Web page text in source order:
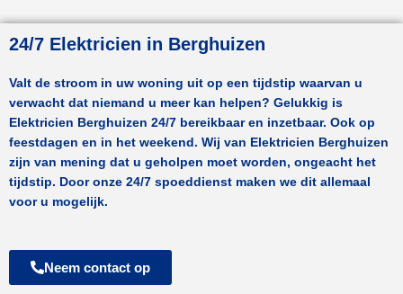
24/7 Elektricien in Berghuizen
Valt de stroom in uw woning uit op een tijdstip waarvan u
verwacht dat niemand u meer kan helpen? Gelukkig is
Elektricien Berghuizen 24/7 bereikbaar en inzetbaar. Ook op
feestdagen en in het weekend. Wij van Elektricien Berghuizen
zijn van mening dat u geholpen moet worden, ongeacht het
tijdstip. Door onze 24/7 spoeddienst maken we dit allemaal
voor u mogelijk.
Neem contact op